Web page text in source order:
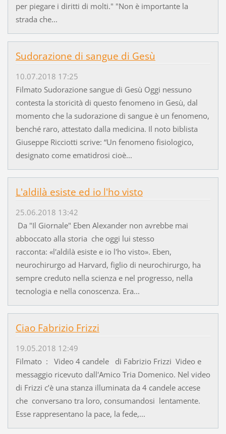
per piegare i diritti di molti." "Non è importante la
strada che...
Sudorazione di sangue di Gesù
10.07.2018 17:25
Filmato Sudorazione sangue di Gesù Oggi nessuno
contesta la storicità di questo fenomeno in Gesù, dal
momento che la sudorazione di sangue è un fenomeno,
benché raro, attestato dalla medicina. Il noto biblista
Giuseppe Ricciotti scrive: “Un fenomeno fisiologico,
designato come ematidrosi cioè...
L'aldilà esiste ed io l'ho visto
25.06.2018 13:42
Da "Il Giornale" Eben Alexander non avrebbe mai
abboccato alla storia che oggi lui stesso
racconta: «l'aldilà esiste e io l'ho visto». Eben,
neurochirurgo ad Harvard, figlio di neurochirurgo, ha
sempre creduto nella scienza e nel progresso, nella
tecnologia e nella conoscenza. Era...
Ciao Fabrizio Frizzi
19.05.2018 12:49
Filmato : Video 4 candele di Fabrizio Frizzi Video e
messaggio ricevuto dall'Amico Tria Domenico. Nel video
di Frizzi c’è una stanza illuminata da 4 candele accese
che conversano tra loro, consumandosi lentamente.
Esse rappresentano la pace, la fede,...